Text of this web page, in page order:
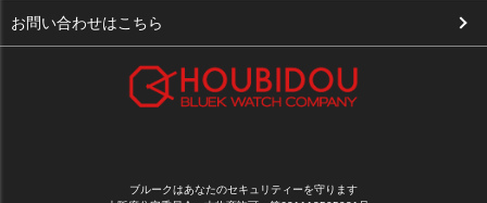
お客様の声
お気に入り
会社概要
お問い合わせはこちら
ブルークはあなたのセキュリティーを守ります